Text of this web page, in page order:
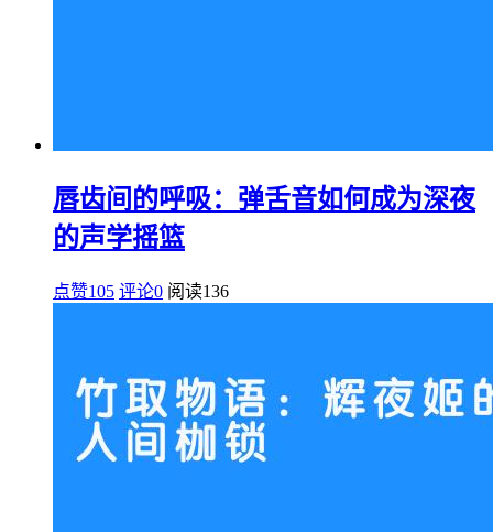
唇齿间的呼吸：弹舌音如何成为深夜
的声学摇篮
点赞105 评论0 阅读136